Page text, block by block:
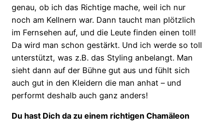
genau, ob ich das Richtige mache, weil ich nur
noch am Kellnern war. Dann taucht man plötzlich
im Fernsehen auf, und die Leute finden einen toll!
Da wird man schon gestärkt. Und ich werde so toll
unterstützt, was z.B. das Styling anbelangt. Man
sieht dann auf der Bühne gut aus und fühlt sich
auch gut in den Kleidern die man anhat – und
performt deshalb auch ganz anders!
Du hast Dich da zu einem richtigen Chamäleon